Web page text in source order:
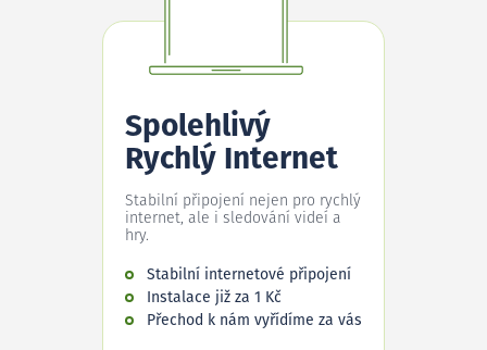
Spolehlivý
Rychlý Internet
Stabilní připojení nejen pro rychlý
internet, ale i sledování videí a
hry.
Stabilní internetové připojení
Instalace již za 1 Kč
Přechod k nám vyřídíme za vás